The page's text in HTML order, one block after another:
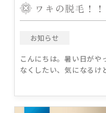
ワキの脱毛！！
お知らせ
こんにちは。暑い日がや
なくしたい、気になるけ